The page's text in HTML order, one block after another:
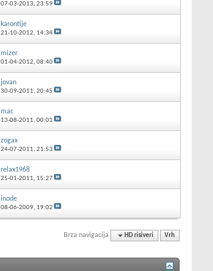
07-03-2013, 23:59
karontije
21-10-2012, 14:34
mizer
01-04-2012, 08:40
jovan
30-09-2011, 20:45
mac
13-08-2011, 00:01
zogax
24-07-2011, 21:53
relax1968
25-01-2011, 15:27
inode
08-06-2009, 19:02
Brza navigacija HD risiveri Vrh